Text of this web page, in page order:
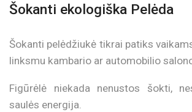
Šokanti ekologiška Pelėda
Šokanti pelėdžiukė tikrai patiks
linksmu kambario ar automobilio
Figūrėlė niekada nenustos šokti,
saulės energija.